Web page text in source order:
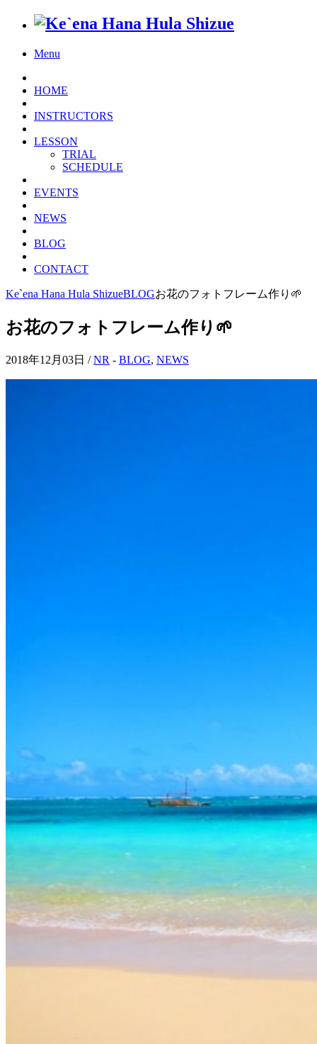
Menu
HOME
INSTRUCTORS
LESSON
TRIAL
SCHEDULE
EVENTS
NEWS
BLOG
CONTACT
Ke`ena Hana Hula ShizueBLOGお花のフォトフレーム作り🌱
お花のフォトフレーム作り🌱
2018年12月03日 /NR - BLOG, NEWS